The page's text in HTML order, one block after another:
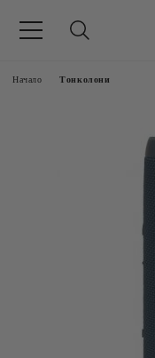
Начало Тонколони